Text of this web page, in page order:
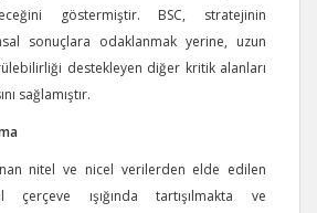
göstermiştir. BSC, stratejinin
sonuçlara odaklanmak yerine, uzun
destekleyen diğer kritik alanları
sağlamıştır.
nitel ve nicel verilerden elde edilen
çerçeve ışığında tartışılmakta ve